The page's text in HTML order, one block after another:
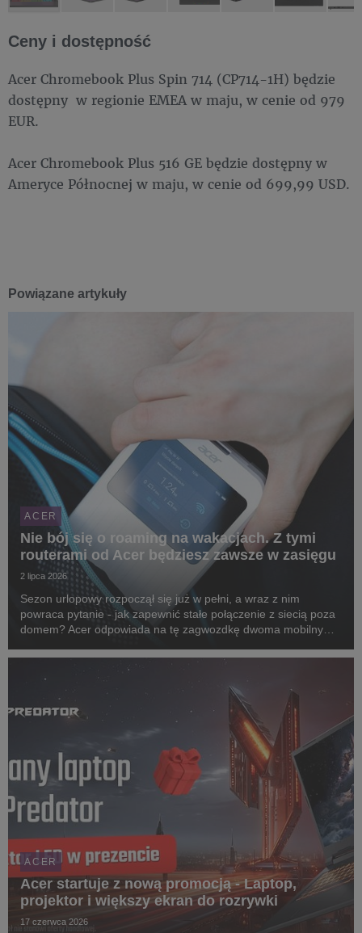
Ceny i dostępność
Acer Chromebook Plus Spin 714 (CP714-1H) będzie
dostępny w regionie EMEA w maju, w cenie od 979
EUR.
Acer Chromebook Plus 516 GE będzie dostępny w
Ameryce Północnej w maju, w cenie od 699,99 USD.
Powiązane artykuły
ACER
Nie bój się o roaming na wakacjach. Z tymi
routerami od Acer będziesz zawsze w zasięgu
2 lipca 2026
Sezon urlopowy rozpoczął się już w pełni, a wraz z nim
powraca pytanie - jak zapewnić stałe połączenie z siecią poza
domem? Acer odpowiada na tę zagwozdkę dwoma mobilnymi
urządzenia zostały zaprojektowane z myślą o ludziach ...
ACER
Acer startuje z nową promocją - Laptop,
projektor i większy ekran do rozrywki
17 czerwca 2026